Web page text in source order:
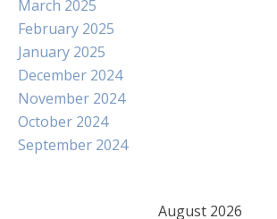
March 2025
February 2025
January 2025
December 2024
November 2024
October 2024
September 2024
August 2026